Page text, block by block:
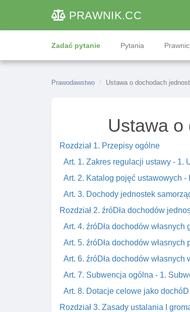
PRAWNIK.CC
Zadać pytanie Pytania
Prawodawstwo Ustawa o dochodach
Ustawa o
Rozdział 1. Przepisy ogólne
Art. 1. Zakres regulacji ustawy - 1.
Art. 2. Katalog pojęć ustawowych
Art. 3. Dochody jednostek
Rozdział 2. źróDła dochodów
Art. 4. źróDła dochodów własnych
Art. 5. źróDła dochodów własnych
Art. 6. źróDła dochodów
Art. 7. Subwencja ogólna - 1.
Art. 8. Dotacje celowe jako
Rozdział 3. Zasady ustalania I